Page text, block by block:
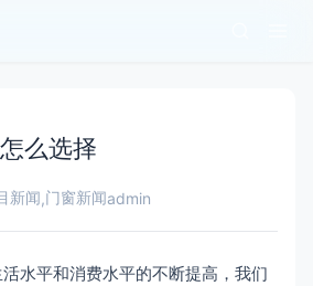
么选择
新闻,门窗新闻admin
水平和消费水平的不断提高，我们